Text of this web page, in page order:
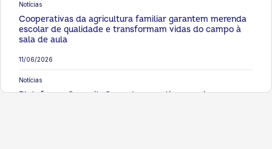
Notícias
11/06/2026
Cooperativas da agricultura familiar garantem merenda
escolar de qualidade e transformam vidas do campo à
sala de aula
Notícias
Plataforma CapacitaCoop democratiza o ensino e